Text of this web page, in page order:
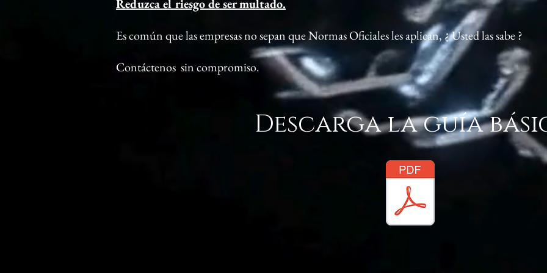
Reduzca el riesgo de ser multado.
Es común que las empresas no sepan que Normas Oficiales les aplican, ¿ Usted las sabe ?
Contáctenos sin compromiso.
Descarga la guía